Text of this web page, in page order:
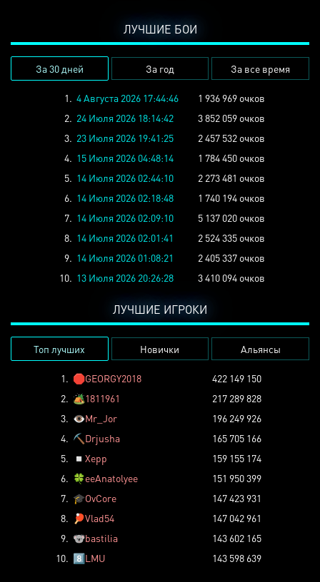
ЛУЧШИЕ БОИ
За 30 дней За год За все время
1. 4 Августа 2026 17:44:46
1 936 969 очков
2. 24 Июля 2026 18:14:42
3 852 059 очков
3. 23 Июля 2026 19:41:25
2 457 532 очков
4. 15 Июля 2026 04:48:14
1 784 450 очков
5. 14 Июля 2026 02:44:10
2 273 481 очков
6. 14 Июля 2026 02:18:48
1 740 194 очков
7. 14 Июля 2026 02:09:10
5 137 020 очков
8. 14 Июля 2026 02:01:41
2 524 335 очков
9. 14 Июля 2026 01:08:21
2 405 337 очков
10. 13 Июля 2026 20:26:28 3 410 094 очков
ЛУЧШИЕ ИГРОКИ
Топ лучших Новички Альянсы
1. 🛑GEORGY2018
422 149 150
2. 🏕️1811961
217 289 828
3. 👁️Mr_Jor
196 249 926
4. ⛏️ Drjusha
165 705 166
5.
◽ Xepp
159 155 174
6. 🍀eeAnatolyee
151 950 399
7. 🎓OvCore
147 423 931
8.
🏓Vlad54
147 042 961
9. 🐨bastilia
143 602 165
10. 8️⃣LMU 143 598 639